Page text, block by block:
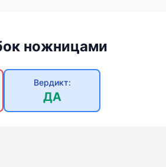
ножницами
Вердикт:
ДА